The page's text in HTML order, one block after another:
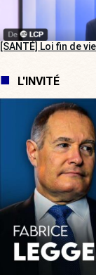
[SANTÉ] Loi fin de
L'INVITÉ